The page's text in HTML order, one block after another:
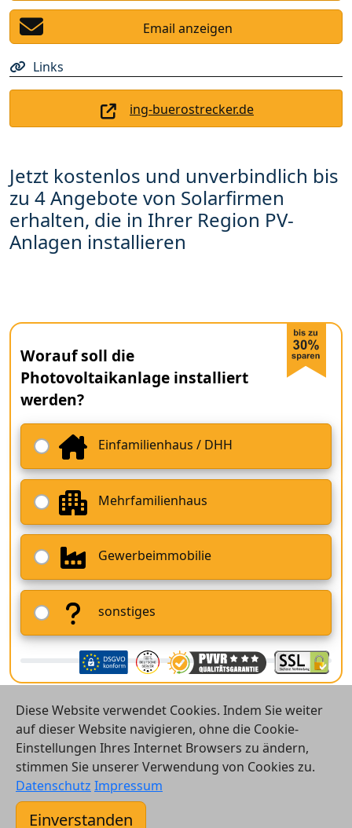
Email anzeigen
Links
ing-buerostrecker.de
Jetzt kostenlos und unverbindlich bis
zu 4 Angebote von Solarfirmen
erhalten, die in Ihrer Region PV-
Anlagen installieren
Worauf soll die
Photovoltaikanlage installiert
werden?
Einfamilienhaus / DHH
Mehrfamilienhaus
Gewerbeimmobilie
sonstiges
© 2026 Vergleichsrechner24 GmbH
Kontakt
Diese Website verwendet Cookies. Indem Sie weiter
auf dieser Website navigieren, ohne die Cookie-
Einstellungen Ihres Internet Browsers zu ändern,
stimmen Sie unserer Verwendung von Cookies zu.
Datenschutz Impressum
Einverstanden